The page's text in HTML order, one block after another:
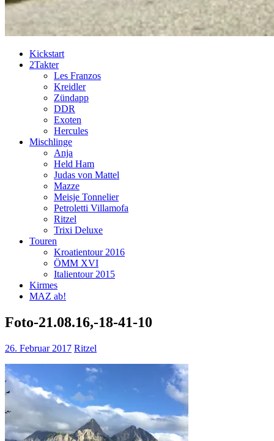
Kickstart
2Takter
Les Franzos
Kreidler
Zündapp
DDR
Exoten
Hercules
Mischlinge
Anja
Held Ham
Judas von Mattel
Mazze
Meisje Tonnelier
Petroletti Villamofa
Ritzel
Trixi Deluxe
Touren
Kroatientour 2016
ÖMM XVI
Italientour 2015
Kirmes
MAZ ab!
Foto-21.08.16,-18-41-10
26. Februar 2017 Ritzel